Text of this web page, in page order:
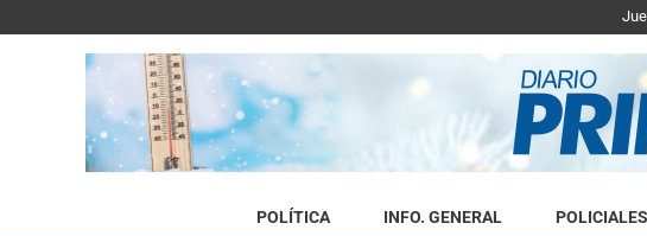
POLÍTICA INFO. GENERAL POLICIALES